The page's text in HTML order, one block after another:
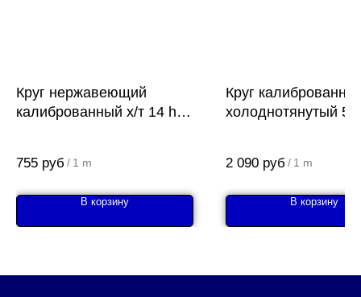
Круг нержавеющий
калиброванный х/т 14 h9
755 руб / 1 m
В корзину
Круг
холоднотянутый
2 090 руб / 1 m
В корзину